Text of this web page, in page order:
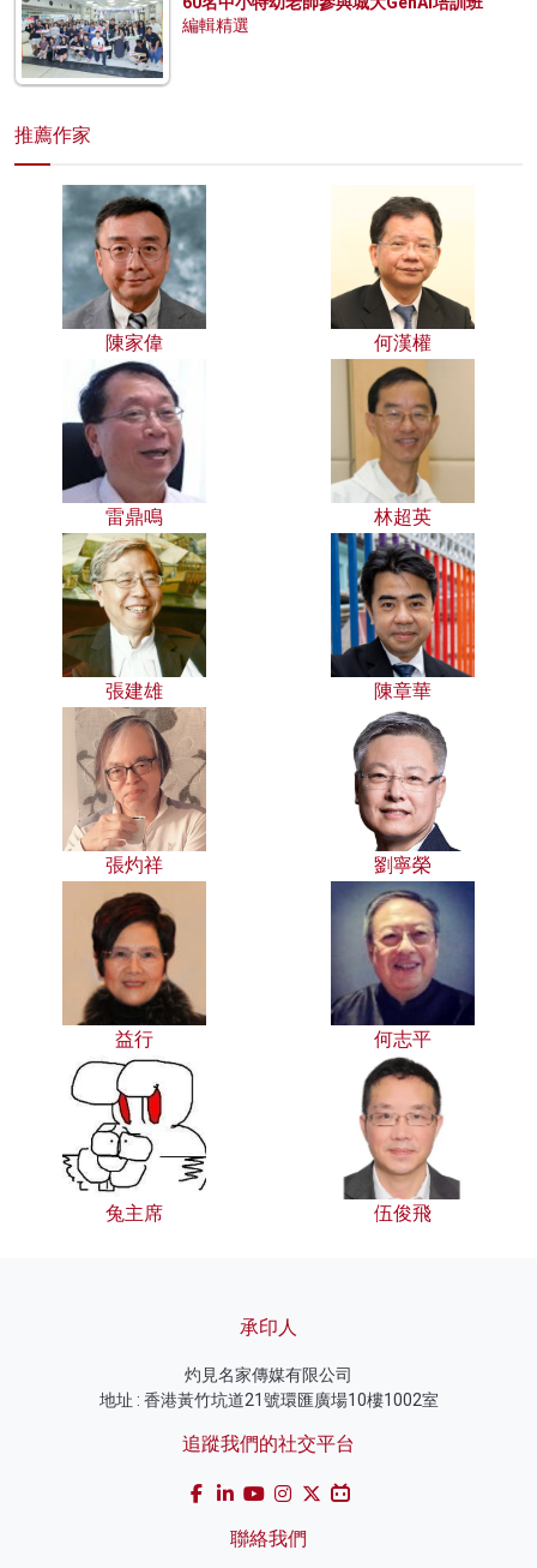
編輯精選
推薦作家
陳家偉 何漢權
雷鼎鳴 林超英
張建雄 陳章華
張灼祥 劉寧榮
益行 何志平
兔主席 伍俊飛
承印人
灼見名家傳媒有限公司
地址 : 香港黃竹坑道21號環匯廣場10樓1002室
追蹤我們的社交平台
聯絡我們